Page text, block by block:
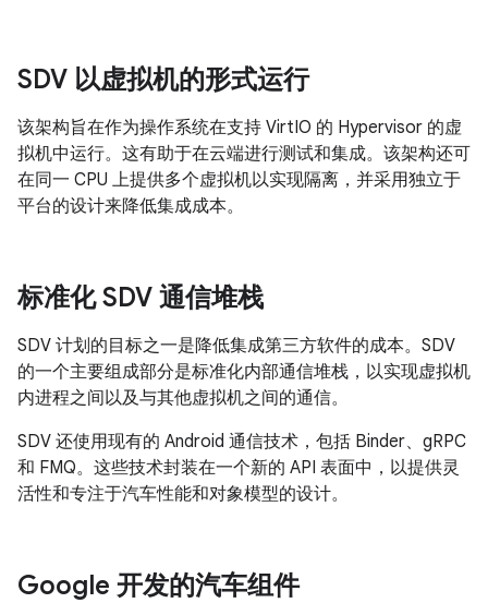
SDV 以虚拟机的形式运行
该架构旨在作为操作系统在支持 VirtIO 的 Hypervisor 的虚
拟机中运行。这有助于在云端进行测试和集成。该架构还可
在同一 CPU 上提供多个虚拟机以实现隔离，并采用独立于
平台的设计来降低集成成本。
标准化 SDV 通信堆栈
SDV 计划的目标之一是降低集成第三方软件的成本。SDV
的一个主要组成部分是标准化内部通信堆栈，以实现虚拟机
内进程之间以及与其他虚拟机之间的通信。
SDV 还使用现有的 Android 通信技术，包括 Binder、gRPC
和 FMQ。这些技术封装在一个新的 API 表面中，以提供灵
活性和专注于汽车性能和对象模型的设计。
Google 开发的汽车组件